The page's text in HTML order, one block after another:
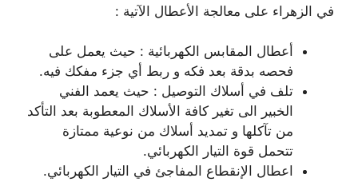
في الزهراء على معالجة الأعطال الآتية :
أعطال المقابس الكهربائية : حيث يعمل على
فحصه بدقة بعد فكه و ربط أي جزء مفكك فيه.
تلف في أسلاك التوصيل : حيث يعمد الفني
الخبير الى تغير كافة الأسلاك المعطوبة بعد التأكد
من تآكلها و تمديد أسلاك من نوعية ممتازة
تتحمل قوة التيار الكهربائي.
اعطال الإنقطاع المفاجئ في التيار الكهربائي.